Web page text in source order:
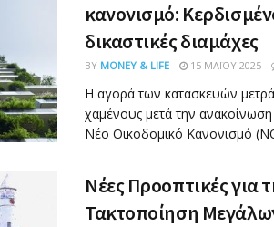
κανονισμό:
δικαστικές διαμάχες
BY MONEY & LIFE 15 ΜΑΪ́ΟΥ 2025
Η αγορά των κατασκευών
χαμένους μετά την ανακοίνωση
Νέο Οικοδομικό Κανονισμό
Νέες Προοπτικές για
Τακτοποίηση